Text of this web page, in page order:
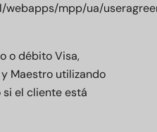
webapps/mpp/ua/
o débito Visa,
Maestro utilizando
el cliente está